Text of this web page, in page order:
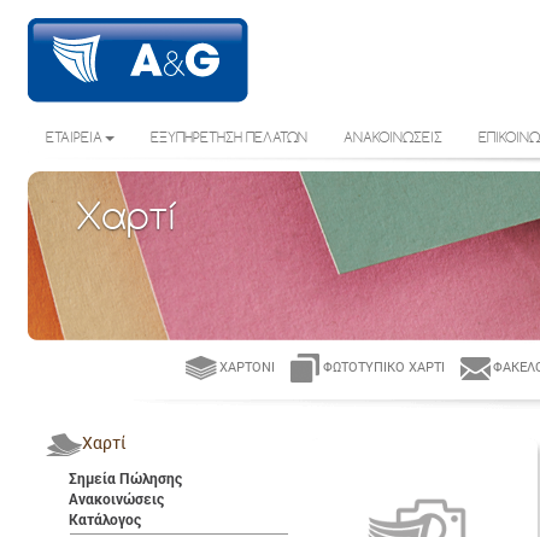
ΕΤΑΙΡΕΙΑ ΕΞΥΠΗΡΕΤΗΣΗ ΠΕΛΑΤΩΝ ΑΝΑΚΟΙΝΩΣΕΙΣ
Χαρτί
ΧΑΡΤΌΝΙ ΦΩΤΟΤΥΠΙΚΌ ΧΑΡΤΊ
Χαρτί
Σημεία Πώλησης
Ανακοινώσεις
Κατάλογος